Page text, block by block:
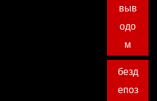
выв
одо
м
безд
епоз